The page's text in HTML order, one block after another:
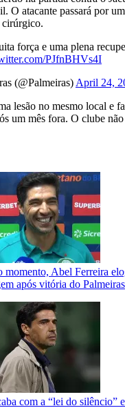
O atacante passará por um
força e uma plena
PJfnBHVs4I
(@Palmeiras) April 24,
lesão no mesmo local e
um mês fora. O clube
momento, Abel Ferreira
após vitória do Palmeiras
com a “lei do silêncio”